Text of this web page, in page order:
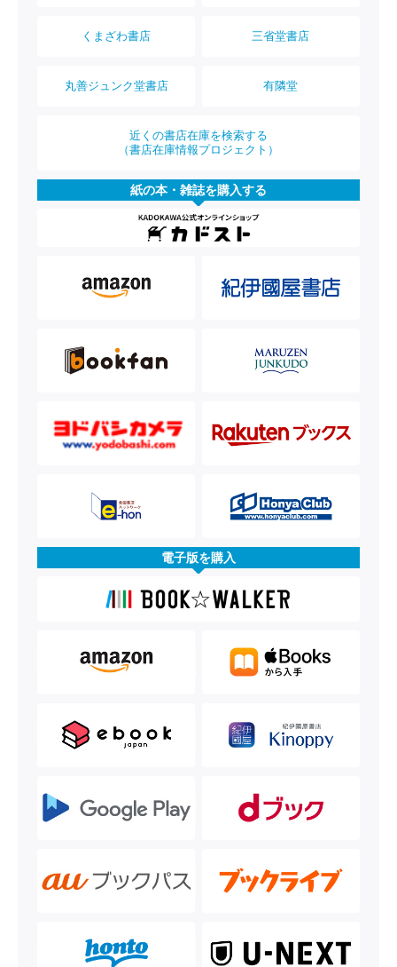
くまざわ書店 三省堂書店
丸善ジュンク堂書店 有隣堂
近くの書店在庫を検索する
（書店在庫情報プロジェクト）
紙の本・雑誌を購入する
電子版を購入